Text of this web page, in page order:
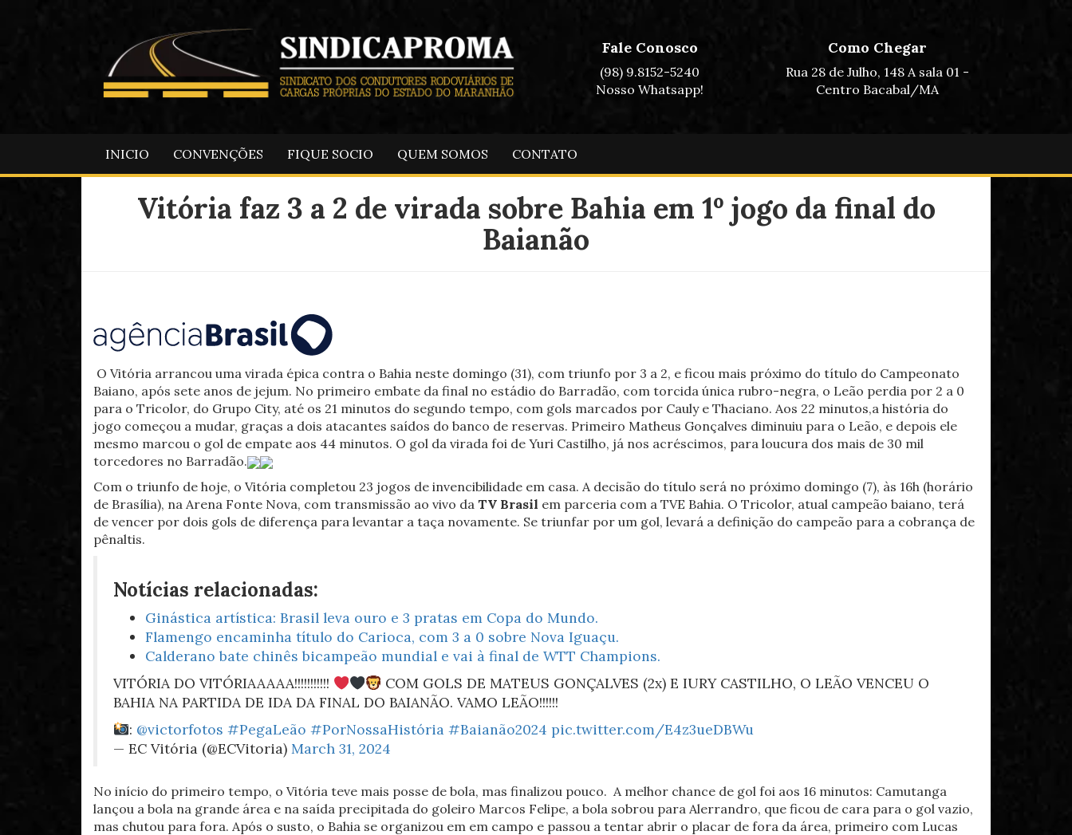
Fale Conosco
(98) 9.8152-5240
Nosso Whatsapp!
Como Chegar
Rua 28 de Julho, 148 A sala 01 -
Centro Bacabal/MA
INICIO CONVENÇÕES FIQUE SOCIO QUEM SOMOS CONTATO
Vitória faz 3 a 2 de virada sobre Bahia em 1º jogo da final do
Baianão
O Vitória arrancou uma virada épica contra o Bahia neste domingo (31), com triunfo por 3 a 2, e ficou mais próximo do título do Campeonato
Baiano, após sete anos de jejum. No primeiro embate da final no estádio do Barradão, com torcida única rubro-negra, o Leão perdia por 2 a 0
para o Tricolor, do Grupo City, até os 21 minutos do segundo tempo, com gols marcados por Cauly e Thaciano. Aos 22 minutos,a história do
jogo começou a mudar, graças a dois atacantes saídos do banco de reservas. Primeiro Matheus Gonçalves diminuiu para o Leão, e depois ele
mesmo marcou o gol de empate aos 44 minutos. O gol da virada foi de Yuri Castilho, já nos acréscimos, para loucura dos mais de 30 mil
torcedores no Barradão.
Com o triunfo de hoje, o Vitória completou 23 jogos de invencibilidade em casa. A decisão do título será no próximo domingo (7), às 16h (horário
de Brasília), na Arena Fonte Nova, com transmissão ao vivo da TV Brasil em parceria com a TVE Bahia. O Tricolor, atual campeão baiano, terá
de vencer por dois gols de diferença para levantar a taça novamente. Se triunfar por um gol, levará a definição do campeão para a cobrança de
pênaltis.
Notícias relacionadas:
Ginástica artística: Brasil leva ouro e 3 pratas em Copa do Mundo.
Flamengo encaminha título do Carioca, com 3 a 0 sobre Nova Iguaçu.
Calderano bate chinês bicampeão mundial e vai à final de WTT Champions.
VITÓRIA DO VITÓRIAAAAA!!!!!!!!!!!
COM GOLS DE MATEUS GONÇALVES (2x) E IURY CASTILHO, O LEÃO VENCEU O
BAHIA NA PARTIDA DE IDA DA FINAL DO BAIANÃO. VAMO LEÃO!!!!!!
: @victorfotos #PegaLeão #PorNossaHistória #Baianão2024 pic.twitter.com/E4z3ueDBWu
— EC Vitória (@ECVitoria) March 31, 2024
No início do primeiro tempo, o Vitória teve mais posse de bola, mas finalizou pouco. A melhor chance de gol foi aos 16 minutos: Camutanga
lançou a bola na grande área e na saída precipitada do goleiro Marcos Felipe, a bola sobrou para Alerrandro, que ficou de cara para o gol vazio,
mas chutou para fora. Após o susto, o Bahia se organizou em em campo e passou a tentar abrir o placar de fora da área, primeiro com Lucas